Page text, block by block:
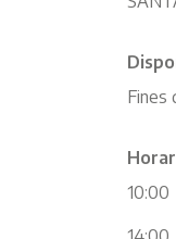
Fines
10:00